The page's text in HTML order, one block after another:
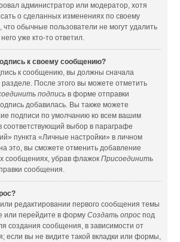
администратор или модератор, хотя
о сделанных изменениях по своему
что обычные пользователи не могут удалить
уже кто-то ответил.
к своему сообщению?
к сообщению, вы должны сначала
После этого вы можете отметить
подпись в форме отправки
добавилась. Вы также можете
подписи по умолчанию ко всем вашим
выбор в параграфе
пункта «Личные настройки» в личном
это, вы сможете отменить добавление
сообщениях, убрав флажокПрисоединить
сообщения.
редактировании первого сообщения темы
или перейдите в формуСоздать опрос под
создания сообщения, в зависимости от
если вы не видите такой вкладки или формы,